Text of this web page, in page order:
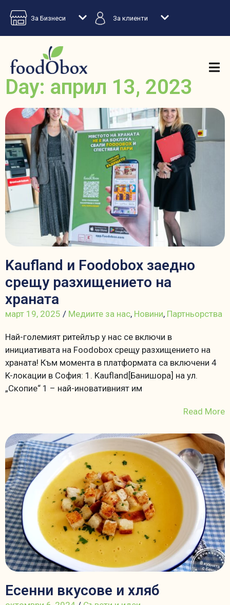
За Бизнеси За клиенти
Day: април 13, 2023
Kaufland и Foodobox заедно
срещу разхищението на
храната
март 19, 2025 / Медиите за нас, Новини, Партньорства
Най-големият ритейлър у нас се включи в
инициативата на Foodobox срещу разхищението на
храната! Към момента в платформата са включени 4
K-локации в София: 1. Kaufland[Банишора] на ул.
„Скопие“ 1 – най-иновативният им
Read More
Есенни вкусове и хляб